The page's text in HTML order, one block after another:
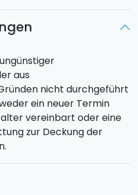
aus
nicht durchgeführt
ein neuer Termin
vereinbart oder eine
zur Deckung der